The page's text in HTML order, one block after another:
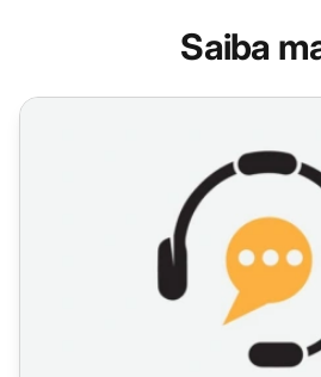
Saiba
Guia Detalhado de Call Center: